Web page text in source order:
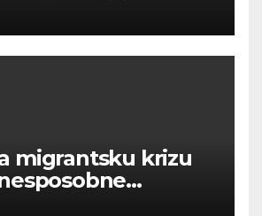
migrantsku krizu